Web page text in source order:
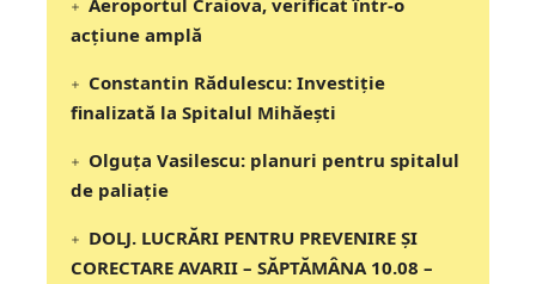
Aeroportul Craiova, verificat într-o
acțiune amplă
Constantin Rădulescu: Investiție
finalizată la Spitalul Mihăești
Olguța Vasilescu: planuri pentru spitalul
de paliație
DOLJ. LUCRĂRI PENTRU PREVENIRE ȘI
CORECTARE AVARII – SĂPTĂMÂNA 10.08 –